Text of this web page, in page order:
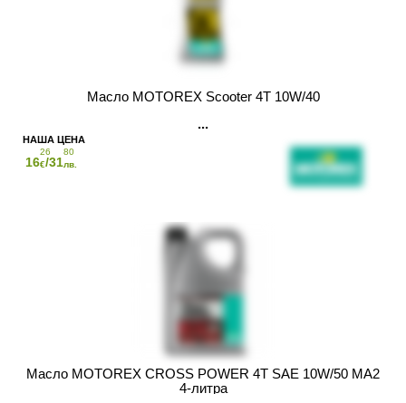
Масло MOTOREX Scooter 4T 10W/40
16
26
€/31
80
лв.
Масло MOTOREX CROSS POWER 4T SAE 10W/50 MA2
4-литра